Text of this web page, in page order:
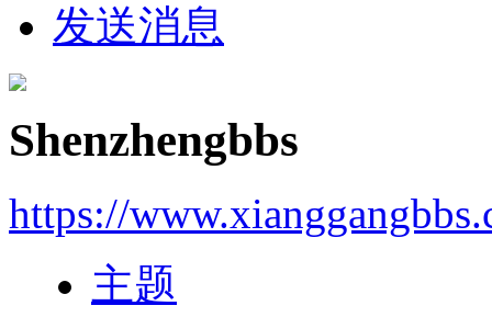
发送消息
Shenzhengbbs
https://
主题